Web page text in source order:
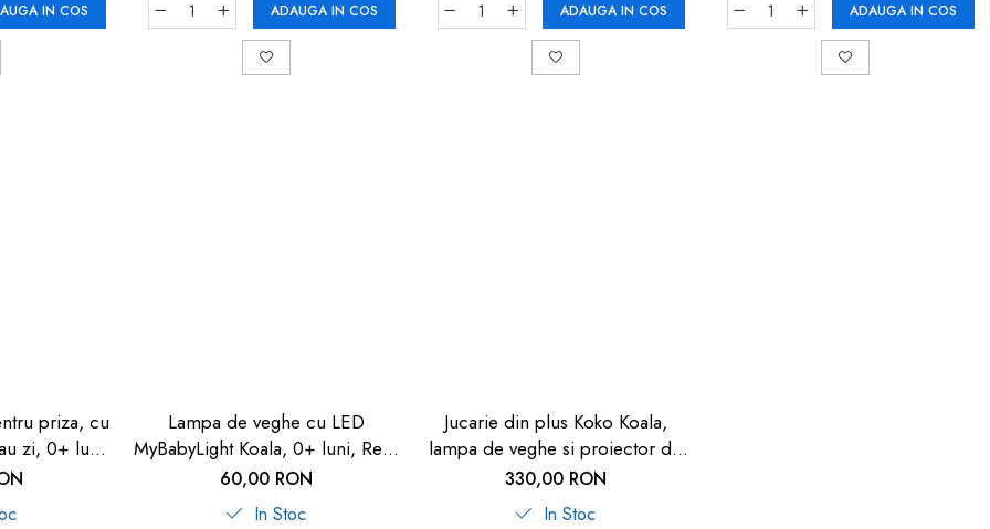
IN COS ADAUGA IN COS ADAUGA IN COS ADAUGA IN COS
priza, cu
zi, 0+ luni,
52380
Lampa de veghe cu LED
MyBabyLight Koala, 0+ luni, Reer
52483
60,00 RON
In Stoc
Jucarie din plus Koko Koala,
lampa de veghe si proiector de
stele cu muzica, senzor inteligent
de plans, 0+ luni, Reer 52431
330,00 RON
In Stoc